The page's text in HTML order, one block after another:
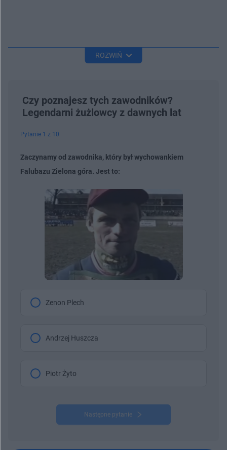
ROZWIŃ
Czy poznajesz tych zawodników?
Legendarni żużlowcy z dawnych lat
Pytanie 1 z 10
Zaczynamy od zawodnika, który był wychowankiem
Falubazu Zielona góra. Jest to:
Zenon Plech
Andrzej Huszcza
Piotr Żyto
Następne pytanie